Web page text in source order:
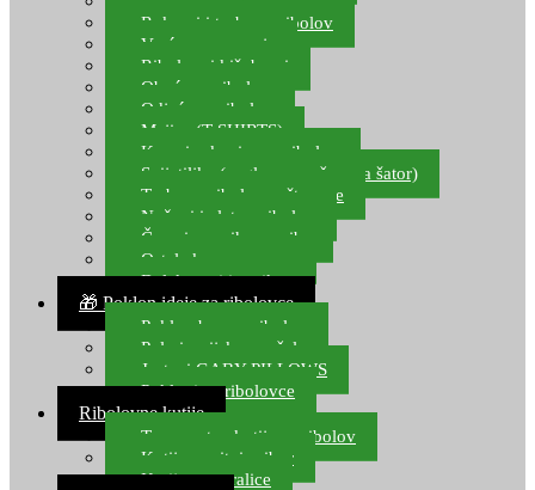
Ruksaci i torbe za ribolov
Vreće za spavanje
Ribolovni kišobrani
Obuća za ribolov
Odjeća za ribolov
Majice (T-SHIRTS)
Kape i rukavice za ribolov
Svijetiljke (naglavne, ručne, za šator)
Torbe za ribolovne štapove
Noževi i alat za ribolov
Čamci za prihranu ribe
Ostala kamp oprema
Dalekozori i optika
🎁 Poklon ideje za ribolovce
Poklon bon za ribolov
Polarizacijske naočale
Jastuci GABY PILLOWS
Pokloni za ribolovce
Ribolovne kutije
Transportne kutije za ribolov
Kutije za sitni pribor
Kutije za varalice